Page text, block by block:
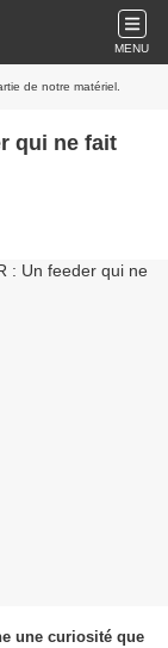
MENU
de notre matériel.
qui ne fait
une curiosité que